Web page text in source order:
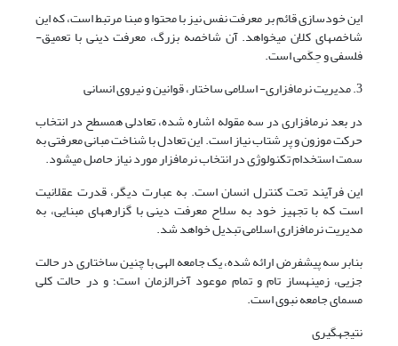
این خودسازی قائم بر معرفت نفس نیز با محتوا و مبنا مرتبط است، که این
شاخصه­ای کلان می­خواهد. آن شاخصه بزرگ، معرفت دینی با تعمیق­
فلسفی و حِکَمی است.
3. مدیریت نرم­افزاری- اسلامی ساختار، قوانین و نیروی انسانی
در بعد نرم­افزاری در سه مقوله اشاره شده، تعادلی هم­سطح در انتخاب
حرکت موزون و پر شتاب نیاز است. این تعادل با شناخت مبانی معرفتی به
سمت استخدام تکنولوژی در انتخاب نرم­افزار مورد نیاز حاصل می­شود.
این فرآیند تحت کنترل انسان است. به عبارت دیگر، قدرت عقلانیت
است که با تجهیز خود به سلاح معرفت دینی با گزاره­های مبنایی، به
مدیریت نرم­افزاری اسلامی تبدیل خواهد شد.
بنابر سه پیش­فرض ارائه شده، یک جامعه الهی با چنین ساختاری در حالت
جزیی، زمینه­ساز تام و تمام موعود آخرالزمان است؛ و در حالت کلی
مسمای جامعه نبوی است.
نتیجه­گیری